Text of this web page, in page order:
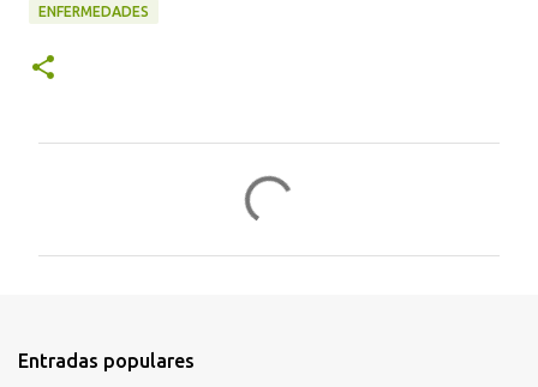
ENFERMEDADES
t
Entradas populares